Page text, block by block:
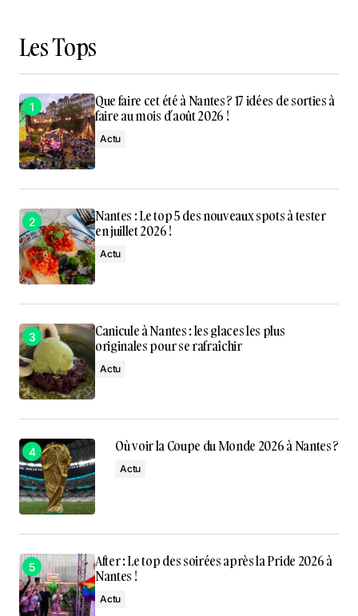
Les Tops
Que faire cet été à Nantes ? 17 idées de sorties à
faire au mois d’août 2026 !
Actu
Nantes : Le top 5 des nouveaux spots à tester
en juillet 2026 !
Actu
Canicule à Nantes : les glaces les plus
originales pour se rafraîchir
Actu
Où voir la Coupe du Monde 2026 à Nantes ?
Actu
After : Le top des soirées après la Pride 2026 à
Nantes !
Actu